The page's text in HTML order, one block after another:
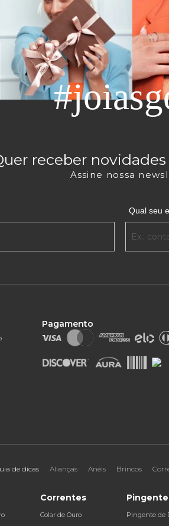
excelente presente de formatura, já
biomédica, entre outras. Uma
a joia feita com ouro 18k é
já que o acessório, certamente,
com pedras preciosas são
momentos se transformem em
receber
Assine nossa
Qual seu
Pagamento
de dicas Alianças Anéis Brincos
Correntes
Colar de Ouro
Pingente de